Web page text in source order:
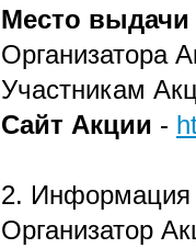
Место выдачи
Организатора
Участникам
Сайт Акции -
2. Информация
Организатор